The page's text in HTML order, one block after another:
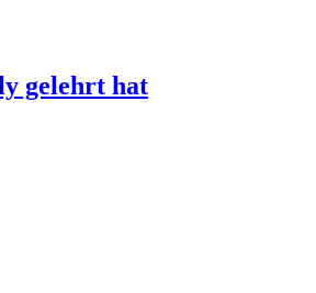
gelehrt hat